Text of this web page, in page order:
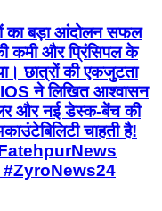
का बड़ा आंदोलन सफल
कमी और प्रिंसिपल के
छात्रों की एकजुटता
ने लिखित आश्वासन
और नई डेस्क-बेंच की
चाहती है!